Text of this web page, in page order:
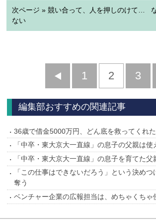
次ページ » 競い合って、人を押しのけて…
ない
前
へ
1 2 3
編集部おすすめの関連記事
36歳で借金5000万円、どん底を救ってくれ
「中卒・東大京大一直線」の息子の父親は
「中卒・東大京大一直線」の息子を育てた父
「この仕事はできないだろう」という決め
奪う
ベンチャー企業の広報担当は、めちゃくちゃ